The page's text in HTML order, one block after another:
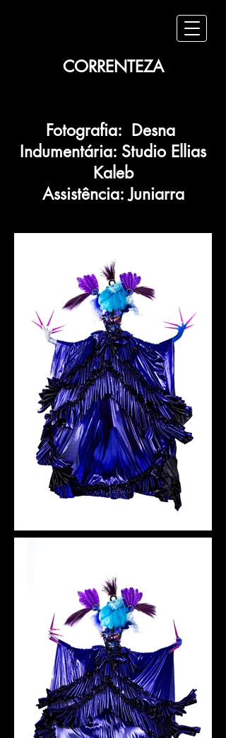
CORRENTEZA
Fotografia: Desna
Indumentária: Studio Ellias
Kaleb
Assistência: Juniarra